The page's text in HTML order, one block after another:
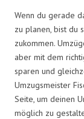
Wenn du gerade
zu planen, bist du
zukommen.
aber mit dem
sparen und
Umzugsmeister
Seite, um deinen
möglich zu